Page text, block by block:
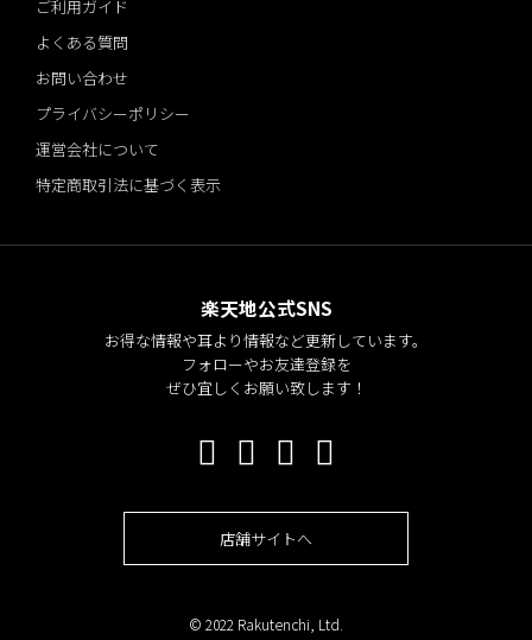
ご利用ガイド
よくある質問
お問い合わせ
プライバシーポリシー
運営会社について
特定商取引法に基づく表示
楽天地公式SNS
お得な情報や耳より情報など更新しています。
フォローやお友達登録を
ぜひ宜しくお願い致します！
店舗サイトへ
© 2022 Rakutenchi, Ltd.